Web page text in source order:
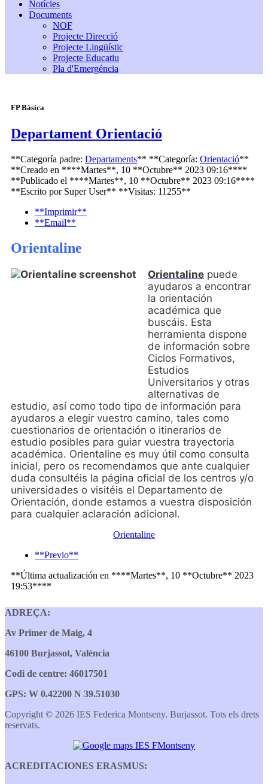
Notícies
Documents
NOF
Projecte Direcció
Projecte Lingüístic
Projecte Educatiu
Pla d'Emergéncia
FP Bàsica
Departament Orientació
**Categoría padre: Departaments** **Categoría: Orientació**
**Creado en ****Martes**, 10 **Octubre** 2023 09:16****
**Publicado el ****Martes**, 10 **Octubre** 2023 09:16****
**Escrito por Super User** **Visitas: 11255**
**Imprimir**
**Email**
Orientaline
Orientaline puede
ayudaros a encontrar
la orientación
académica que
buscáis. Esta
herramienta dispone
de información sobre
Ciclos Formativos,
Estudios
Universitarios y otras
alternativas de
estudio, así como todo tipo de información para
ayudaros a elegir vuestro camino, tales como
cuestionarios de orientación o itinerarios de
estudio posibles para guiar vuestra trayectoria
académica. Orientaline es muy útil como consulta
inicial, pero os recomendamos que ante cualquier
duda consultéis la página oficial de los centros y/o
universidades o visitéis el Departamento de
Orientación, donde estamos a vuestra disposición
para cualquier aclaración adicional.
Orientaline
**Previo**
**Última actualización en ****Martes**, 10 **Octubre** 2023
19:53****
ADREÇA:
Av Primer de Maig, 4
46100 Burjassot, València
Codi de centre: 46017501
GPS: W 0.42200 N 39.51030
Copyright © 2026 IES Federica Montseny. Burjassot. Tots els drets
reservats.
ACREDITACIONES ERASMUS: